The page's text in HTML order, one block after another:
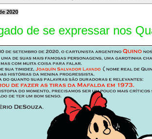
2020
de se expressar nos